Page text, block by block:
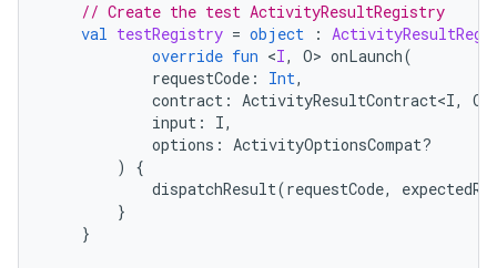
// Create the test ActivityResultRegistry
val testRegistry = object :
override fun <I, O> onLaunch(
requestCode : Int,
contract : ActivityResultContract<I, O
input : I,
options : ActivityOptionsCompat?
)
{
dispatchResult(requestCode,
}
}